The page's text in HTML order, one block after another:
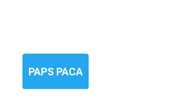
PAPS PACA